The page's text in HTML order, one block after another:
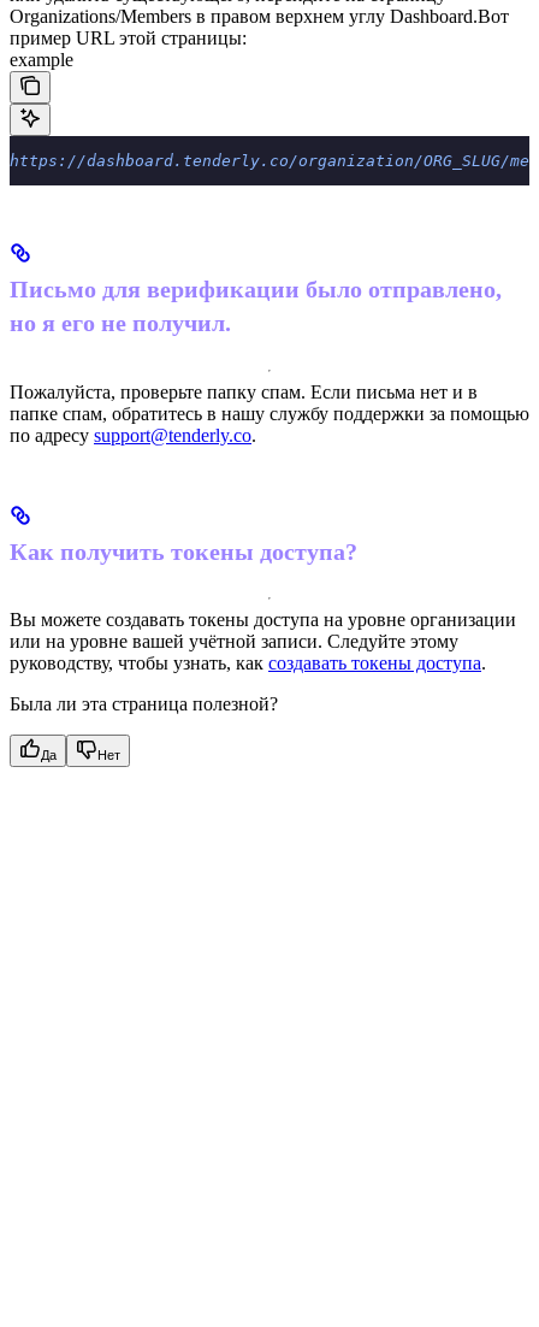
Organizations/Members в правом верхнем углу Dashboard.Вот
пример URL этой страницы:
example
https://dashboard.tenderly.co/organization/ORG_SLUG/
Письмо для верификации было отправлено,
но я его не получил.
Пожалуйста, проверьте папку спам. Если письма нет и в
папке спам, обратитесь в нашу службу поддержки за помощью
по адресу support@tenderly.co.
Как получить токены доступа?
Вы можете создавать токены доступа на уровне организации
или на уровне вашей учётной записи. Следуйте этому
руководству, чтобы узнать, как создавать токены доступа.
Была ли эта страница полезной?
Да Нет